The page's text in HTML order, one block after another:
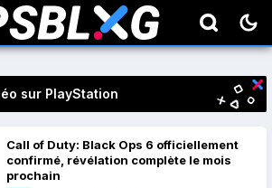
sur PlayStation
Call of Duty: Black Ops 6 officiellement
confirmé, révélation complète le mois
prochain